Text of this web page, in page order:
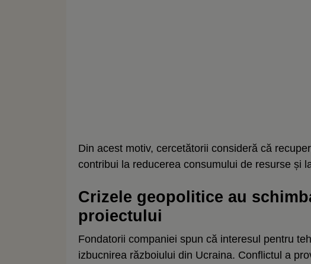
Din acest motiv, cercetătorii consideră că
contribui la reducerea consumului de resurse și
Crizele geopolitice au
proiectului
Fondatorii companiei spun că interesul pentru
izbucnirea războiului din Ucraina. Conflictul a